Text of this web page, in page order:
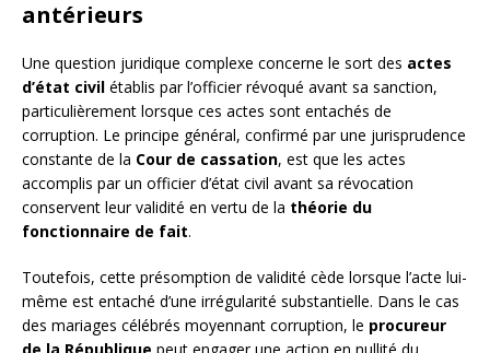
antérieurs
Une question juridique complexe concerne le sort des actes
d’état civil établis par l’officier révoqué avant sa sanction,
particulièrement lorsque ces actes sont entachés de
corruption. Le principe général, confirmé par une jurisprudence
constante de la Cour de cassation, est que les actes
accomplis par un officier d’état civil avant sa révocation
conservent leur validité en vertu de la théorie du
fonctionnaire de fait.
Toutefois, cette présomption de validité cède lorsque l’acte lui-
même est entaché d’une irrégularité substantielle. Dans le cas
des mariages célébrés moyennant corruption, le procureur